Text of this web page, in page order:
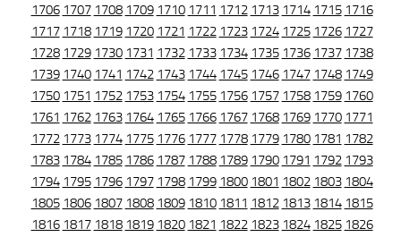
1706 1707 1708 1709 1710 1711 1712 1713 1714 1715 1716
1717 1718 1719 1720 1721 1722 1723 1724 1725 1726 1727
1728 1729 1730 1731 1732 1733 1734 1735 1736 1737 1738
1739 1740 1741 1742 1743 1744 1745 1746 1747 1748 1749
1750 1751 1752 1753 1754 1755 1756 1757 1758 1759 1760
1761 1762 1763 1764 1765 1766 1767 1768 1769 1770 1771
1772 1773 1774 1775 1776 1777 1778 1779 1780 1781 1782
1783 1784 1785 1786 1787 1788 1789 1790 1791 1792 1793
1794 1795 1796 1797 1798 1799 1800 1801 1802 1803 1804
1805 1806 1807 1808 1809 1810 1811 1812 1813 1814 1815
1816 1817 1818 1819 1820 1821 1822 1823 1824 1825 1826